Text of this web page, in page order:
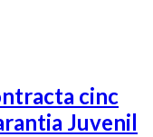
cinc
Juvenil